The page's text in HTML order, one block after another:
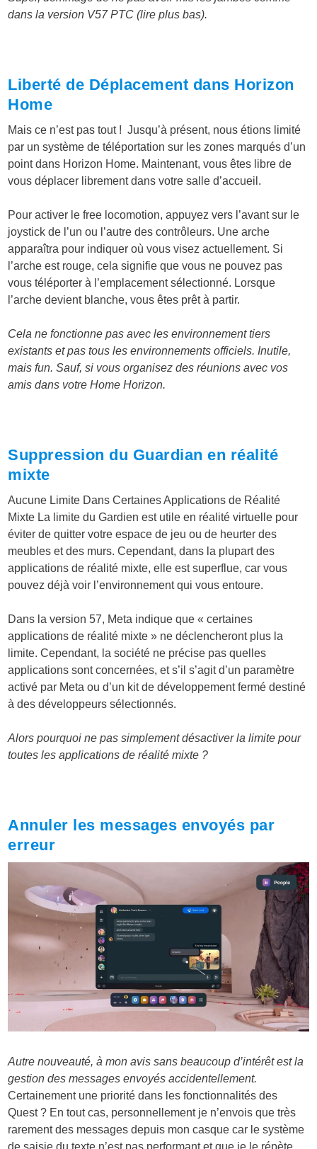
dans la version V57 PTC (lire plus bas).
Liberté de Déplacement dans Horizon
Home
Mais ce n’est pas tout ! Jusqu’à présent, nous étions limité
par un système de téléportation sur les zones marqués d’un
point dans Horizon Home. Maintenant, vous êtes libre de
vous déplacer librement dans votre salle d’accueil.
Pour activer le free locomotion, appuyez vers l’avant sur le
joystick de l’un ou l’autre des contrôleurs. Une arche
apparaîtra pour indiquer où vous visez actuellement. Si
l’arche est rouge, cela signifie que vous ne pouvez pas
vous téléporter à l’emplacement sélectionné. Lorsque
l’arche devient blanche, vous êtes prêt à partir.
Cela ne fonctionne pas avec les environnement tiers
existants et pas tous les environnements officiels. Inutile,
mais fun. Sauf, si vous organisez des réunions avec vos
amis dans votre Home Horizon.
Suppression du Guardian en réalité
mixte
Aucune Limite Dans Certaines Applications de Réalité
Mixte La limite du Gardien est utile en réalité virtuelle pour
éviter de quitter votre espace de jeu ou de heurter des
meubles et des murs. Cependant, dans la plupart des
applications de réalité mixte, elle est superflue, car vous
pouvez déjà voir l’environnement qui vous entoure.
Dans la version 57, Meta indique que « certaines
applications de réalité mixte » ne déclencheront plus la
limite. Cependant, la société ne précise pas quelles
applications sont concernées, et s’il s’agit d’un paramètre
activé par Meta ou d’un kit de développement fermé destiné
à des développeurs sélectionnés.
Alors pourquoi ne pas simplement désactiver la limite pour
toutes les applications de réalité mixte ?
Annuler les messages envoyés par
erreur
Autre nouveauté, à mon avis sans beaucoup d’intérêt est la
gestion des messages envoyés accidentellement.
Certainement une priorité dans les fonctionnalités des
Quest ? En tout cas, personnellement je n’envois que très
rarement des messages depuis mon casque car le système